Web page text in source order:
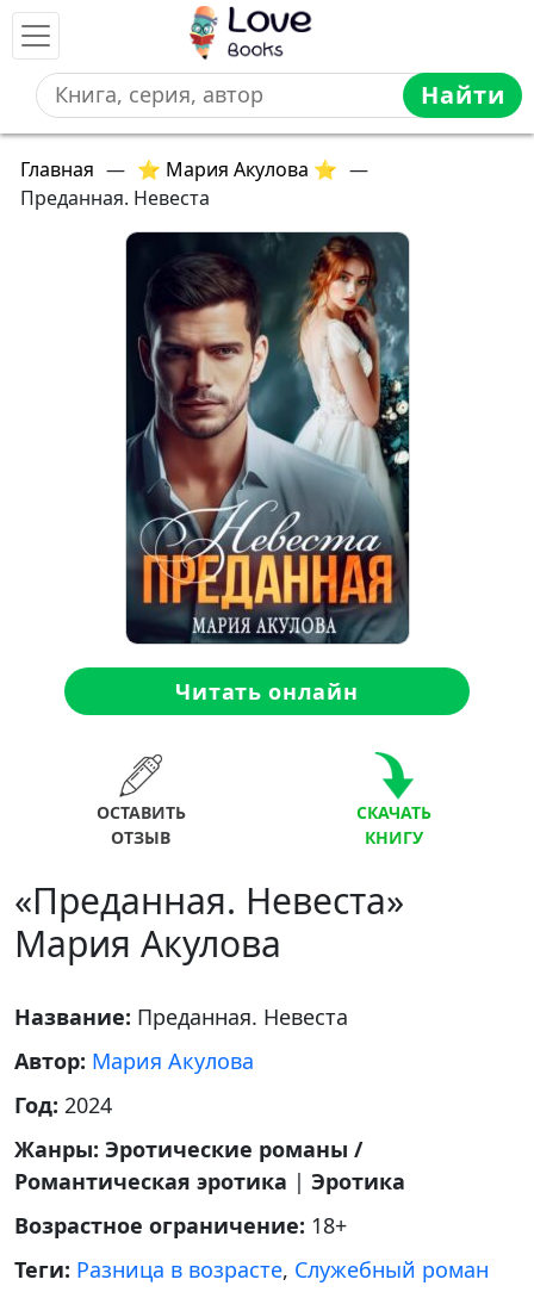
Найти
Главная — ⭐ Мария Акулова ⭐ —
Преданная. Невеста
Читать онлайн
ОСТАВИТЬ
ОТЗЫВ
СКАЧАТЬ
КНИГУ
«Преданная. Невеста»
Мария Акулова
Название: Преданная. Невеста
Автор: Мария Акулова
Год: 2024
Жанры: Эротические романы /
Романтическая эротика | Эротика
Возрастное ограничение: 18+
Теги: Разница в возрасте, Служебный роман